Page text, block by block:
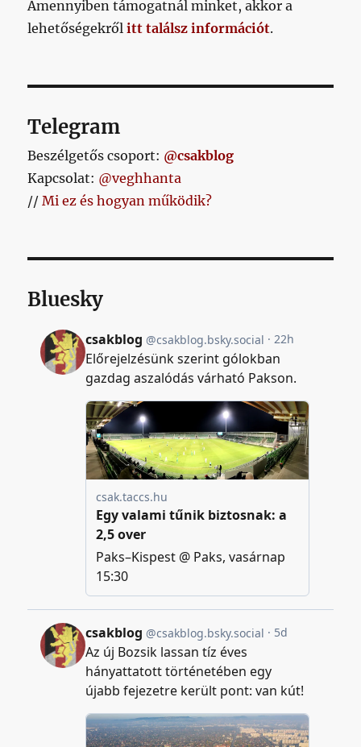
Amennyiben támogatnál minket, akkor a
lehetőségekrőlitt találsz információt.
Telegram
Beszélgetős csoport: @csakblog
Kapcsolat: @veghhanta
//Mi ez és hogyan működik?
Bluesky